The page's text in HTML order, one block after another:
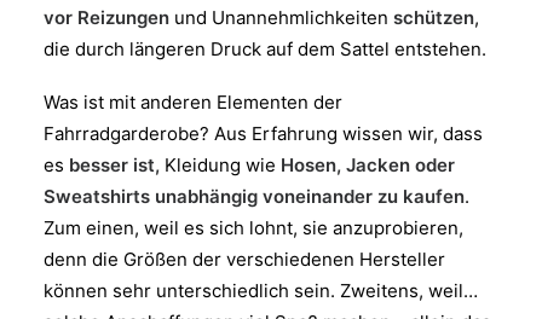
vor Reizungen und Unannehmlichkeiten schützen,
die durch längeren Druck auf dem Sattel entstehen.
Was ist mit anderen Elementen der
Fahrradgarderobe? Aus Erfahrung wissen wir, dass
es besser ist, Kleidung wie Hosen, Jacken oder
Sweatshirts unabhängig voneinander zu kaufen.
Zum einen, weil es sich lohnt, sie anzuprobieren,
denn die Größen der verschiedenen Hersteller
können sehr unterschiedlich sein. Zweitens, weil…